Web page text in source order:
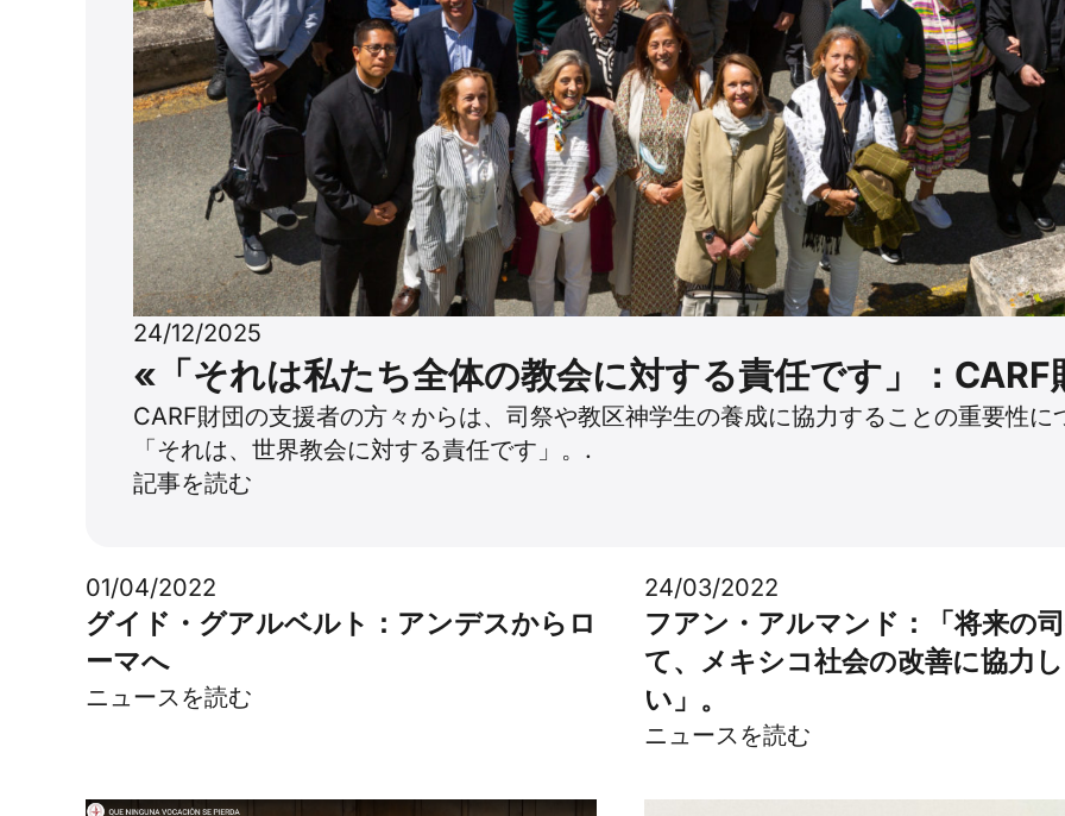
24/12/2025
«「それは私たち全体の教会に対する責任です」：CARF
CARF財団の支援者の方々からは、司祭や教区神学生の養成に協力することの重要性
「それは、世界教会に対する責任です」。.
記事を読む
01/04/2022
グイド・グアルベルト：アンデスからロ
ーマへ
ニュースを読む
24/03/2022
フアン・アルマンド：「将来の
て、メキシコ社会の改善に協力
い」。
ニュースを読む